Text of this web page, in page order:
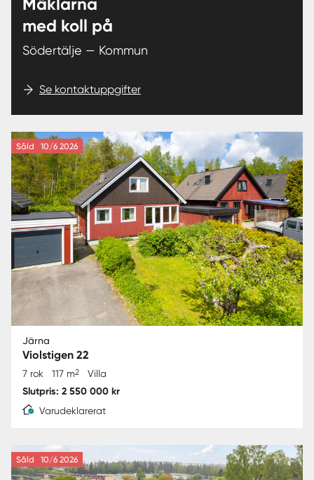
med koll på
Södertälje — Kommun
Se kontaktuppgifter
Såld 10/6 2026
Järna
Violstigen 22
7 rok 117 m2 Villa
Slutpris: 2 550 000 kr
Varudeklarerat
Såld 10/6 2026